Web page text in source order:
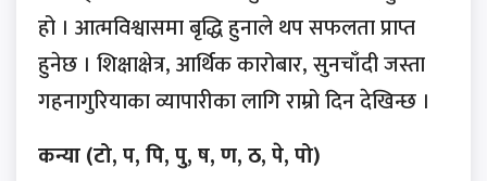
हो । आत्मविश्वासमा बृद्धि हुनाले थप सफलता प्राप्त
हुनेछ । शिक्षाक्षेत्र, आर्थिक कारोबार, सुनचाँदी जस्ता
गहनागुरियाका व्यापारीका लागि राम्रो दिन देखिन्छ ।
कन्या (टो, प, पि, पु, ष, ण, ठ, पे, पो)